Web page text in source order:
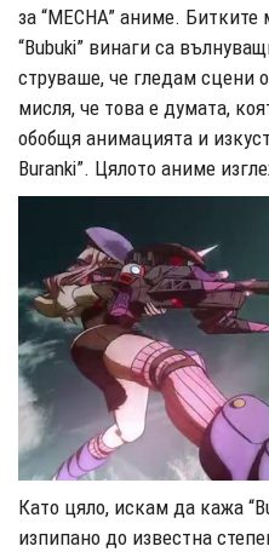
за “MECHA” аниме.
“Bubuki” винаги са
струваше, че гледам сцени
мисля, че това е думата,
обобщя анимацията и
Buranki”. Цялото аниме
Като цяло, искам да кажа
изпипано до известна